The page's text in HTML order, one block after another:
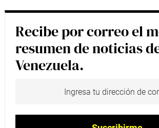
Recibe por correo el
resumen de noticias
Venezuela.